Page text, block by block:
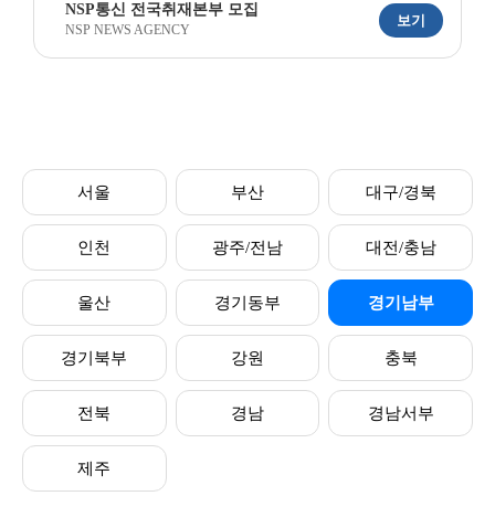
NSP통신 전국취재본부 모집
NSP NEWS AGENCY
보기
서울 부산 대구/경북
인천 광주/전남 대전/충남
울산 경기동부 경기남부
경기북부 강원 충북
전북 경남 경남서부
제주